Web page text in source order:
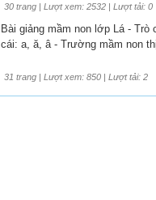
30 trang | Lượt xem: 2532 | Lượt tải: 0
Bài giảng mầm non lớp Lá - Trò
cái: a, ă, â - Trường mầm non
31 trang | Lượt xem: 850 | Lượt tải: 2